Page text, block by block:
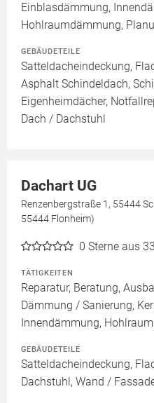
Einblasdämmung,
Hohlraumdämmung,
GEBÄUDETEILE
Satteldacheindeckung,
Asphalt Schindeldach,
Eigenheimdächer,
Dach / Dachstuhl
Dachart UG
Renzenbergstraße 1, 55444
55444 Flonheim)
0 Sterne aus
TÄTIGKEITEN
Reparatur, Beratung,
Dämmung / Sanierung,
Innendämmung,
GEBÄUDETEILE
Satteldacheindeckung,
Dachstuhl, Wand /